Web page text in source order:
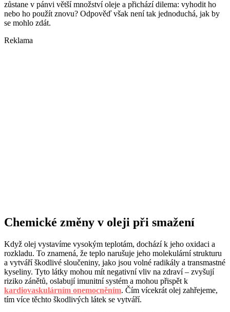
zůstane v pánvi větší množství oleje a přichází dilema: vyhodit ho
nebo ho použít znovu? Odpověď však není tak jednoduchá, jak by
se mohlo zdát.
Reklama
Chemické změny v oleji při smažení
Když olej vystavíme vysokým teplotám, dochází k jeho oxidaci a
rozkladu. To znamená, že teplo narušuje jeho molekulární strukturu
a vytváří škodlivé sloučeniny, jako jsou volné radikály a transmastné
kyseliny. Tyto látky mohou mít negativní vliv na zdraví – zvyšují
riziko zánětů, oslabují imunitní systém a mohou přispět k
kardiovaskulárním onemocněním. Čím vícekrát olej zahřejeme,
tím více těchto škodlivých látek se vytváří.